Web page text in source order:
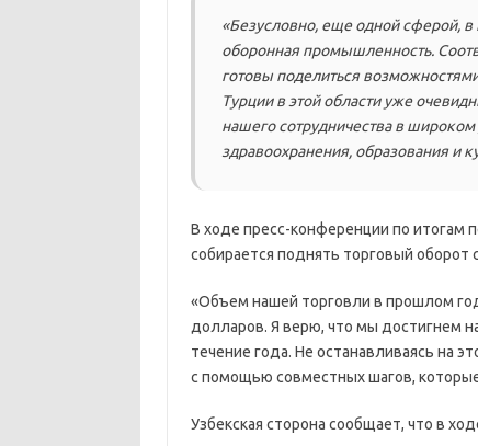
«Безусловно, еще одной сферой, в
оборонная промышленность.
готовы поделиться
Турции в этой области уже
нашего сотрудничества в широком
здравоохранения, образования и
В ходе пресс-конференции по итогам
собирается поднять торговый
«Объем нашей торговли в прошлом
долларов. Я верю, что мы достигнем
течение года. Не останавливаясь на
с помощью совместных шагов,
Узбекская сторона сообщает, что в